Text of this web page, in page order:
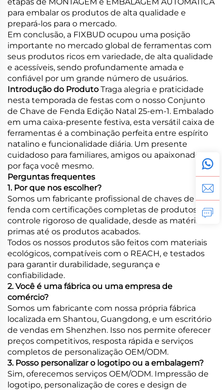
para embalar os produtos de alta qualidade e
prepará-los para o mercado.
Em conclusão, a FIXBUD ocupou uma posição
importante no mercado global de ferramentas com
seus produtos ricos em variedade, de alta qualidade
e acessíveis, sendo profundamente amada e
confiável por um grande número de usuários.
Introdução do Produto Traga alegria e praticidade
nesta temporada de festas com o nosso Conjunto
de Chave de Fenda Edição Natal 25-em-1. Embalado
em uma caixa-presente festiva, esta versátil caixa de
ferramentas é a combinação perfeita entre espírito
natalino e funcionalidade diária. Um presente
cuidadoso para familiares, amigos ou apaixonados
por faça você mesmo.
Perguntas frequentes
1. Por que nos escolher?
Somos um fabricante profissional de chaves de
fenda com certificações completas de produtos e
controle rigoroso de qualidade, desde as matérias-
primas até os produtos acabados.
Todos os nossos produtos são feitos com materiais
ecológicos, compatíveis com o REACH, e testados
para garantir durabilidade, segurança e
confiabilidade.
2. Você é uma fábrica ou uma empresa de
comércio?
Somos um fabricante com nossa própria fábrica
localizada em Shantou, Guangdong, e um escritório
de vendas em Shenzhen. Isso nos permite oferecer
preços competitivos, resposta rápida e serviços
completos de personalização OEM/ODM.
3. Posso personalizar o logotipo ou a embalagem?
Sim, oferecemos serviços OEM/ODM. Impressão de
logotipo, personalização de cores e design de